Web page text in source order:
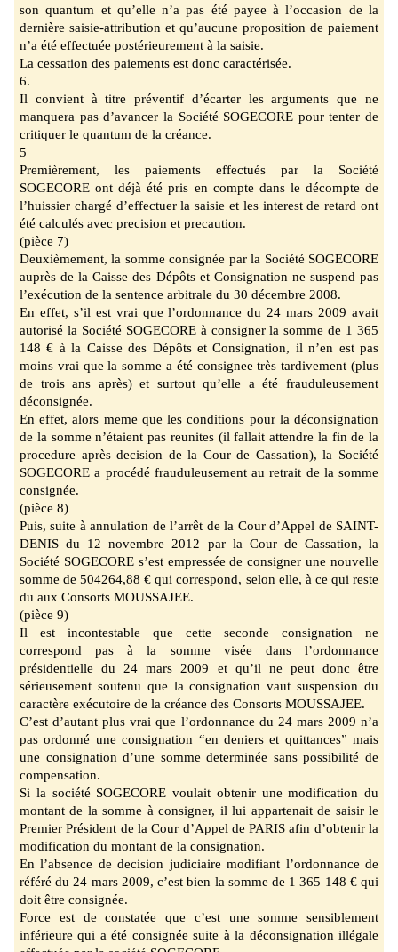
son quantum et qu’elle n’a pas été payee à l’occasion de la
dernière saisie-attribution et qu’aucune proposition de paiement
n’a été effectuée postérieurement à la saisie.
La cessation des paiements est donc caractérisée.
6.
Il convient à titre préventif d’écarter les arguments que ne
manquera pas d’avancer la Société SOGECORE pour tenter de
critiquer le quantum de la créance.
5
Premièrement, les paiements effectués par la Société
SOGECORE ont déjà été pris en compte dans le décompte de
l’huissier chargé d’effectuer la saisie et les interest de retard ont
été calculés avec precision et precaution.
(pièce 7)
Deuxièmement, la somme consignée par la Société SOGECORE
auprès de la Caisse des Dépôts et Consignation ne suspend pas
l’exécution de la sentence arbitrale du 30 décembre 2008.
En effet, s’il est vrai que l’ordonnance du 24 mars 2009 avait
autorisé la Société SOGECORE à consigner la somme de 1 365
148 € à la Caisse des Dépôts et Consignation, il n’en est pas
moins vrai que la somme a été consignee très tardivement (plus
de trois ans après) et surtoutqu’elle aété frauduleusement
déconsignée.
En effet, alors meme que les conditions pour la déconsignation
de la sommen’étaient pas reunites (il fallait attendre la fin de la
procedure après decision de la Cour de Cassation), la Société
SOGECORE a procédé frauduleusement au retrait de la somme
consignée.
(pièce 8)
Puis, suite à annulation de l’arrêt de la Cour d’Appel de SAINT-
DENIS du 12 novembre 2012 par la Cour de Cassation, la
Société SOGECORE s’est empressée de consigner une nouvelle
somme de 504264,88 €qui correspond, selon elle, à ce qui reste
du aux Consorts MOUSSAJEE.
(pièce 9)
Il est incontestable que cette seconde consignation ne
correspond pas à la somme visée dans l’ordonnance
présidentielle du 24 mars 2009 et qu’il ne peut donc être
sérieusement soutenu que la consignation vaut suspension du
caractère exécutoire de la créance des Consorts MOUSSAJEE.
C’est d’autant plus vrai que l’ordonnance du 24 mars 2009 n’a
pas ordonné une consignation “en deniers et quittances” mais
une consignation d’une somme determinée sans possibilité de
compensation.
Si la société SOGECORE voulait obtenir une modification du
montant de la somme àconsigner, il lui appartenait de saisir le
Premier Président de la Cour d’Appel de PARIS afin d’obtenir la
modification du montant de la consignation.
En l’absence de decision judiciaire modifiant l’ordonnance de
référé du 24 mars 2009, c’estbien la somme de 1365 148 € qui
doit être consignée.
Force est de constatée que c’est une somme sensiblement
inférieure qui a été consignée suite àla déconsignation illégale